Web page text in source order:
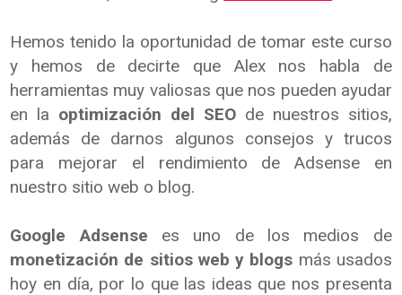
Hemos tenido la oportunidad de tomar este curso
y hemos de decirte que Alex nos habla de
herramientas muy valiosas que nos pueden ayudar
en la optimización del SEOde nuestros sitios,
además de darnos algunos consejos y trucos
para mejorar el rendimiento de Adsense en
nuestro sitio web o blog.
Google Adsense es uno de los medios de
monetización de sitios web y blogs más usados
hoy en día, por lo que las ideas que nos presenta